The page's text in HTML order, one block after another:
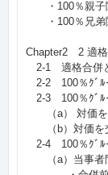
・100％親子関
・100％兄弟
Chapter2 2 適格
2-1 適格合併
2-2 100％ｸﾞﾙ
2-3 100％ｸﾞﾙ
（a） 対価を
（b）対価を
2-4 100％ｸﾞﾙ
（a）当事者